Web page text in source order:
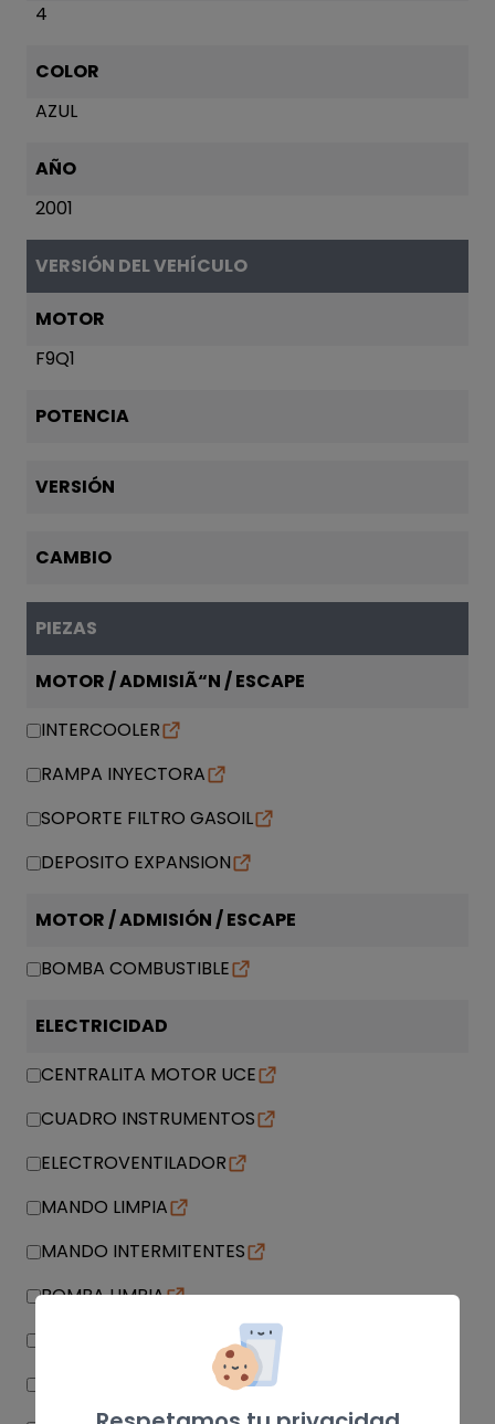
4
COLOR
AZUL
AÑO
2001
VERSIÓN DEL VEHÍCULO
MOTOR
F9Q1
POTENCIA
VERSIÓN
CAMBIO
PIEZAS
MOTOR / ADMISIÃ“N / ESCAPE
INTERCOOLER
RAMPA INYECTORA
SOPORTE FILTRO GASOIL
DEPOSITO EXPANSION
MOTOR / ADMISIÓN / ESCAPE
BOMBA COMBUSTIBLE
ELECTRICIDAD
CENTRALITA MOTOR UCE
CUADRO INSTRUMENTOS
ELECTROVENTILADOR
MANDO LIMPIA
MANDO INTERMITENTES
BOMBA LIMPIA
CAJA RELES / FUSIBLES